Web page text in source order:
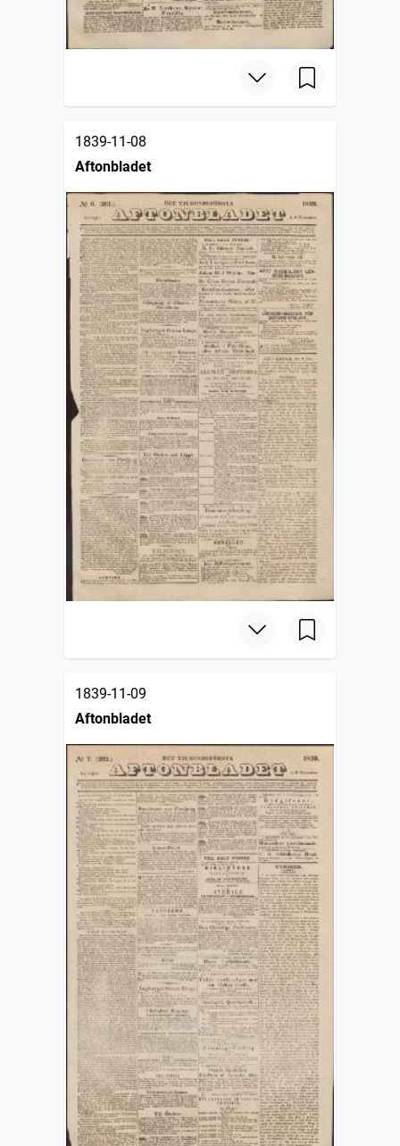
1839-11-08
Aftonbladet
1839-11-09
Aftonbladet